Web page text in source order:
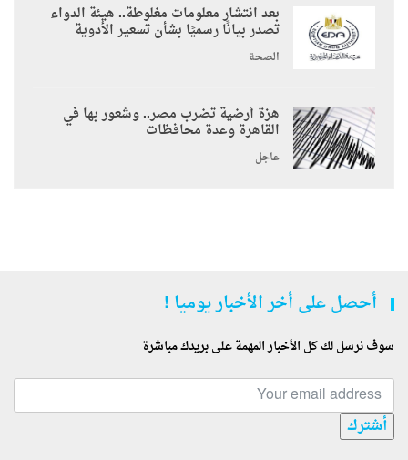
بعد انتشار معلومات مغلوطة.. هيئة الدواء
تصدر بيانًا رسميًا بشأن تسعير الأدوية
الصحة
هزة أرضية تضرب مصر.. وشعور بها في
القاهرة وعدة محافظات
عاجل
أحصل على أخر الأخبار يوميا !
سوف نرسل لك كل الأخبار المهمة على بريدك مباشرة
أشترك